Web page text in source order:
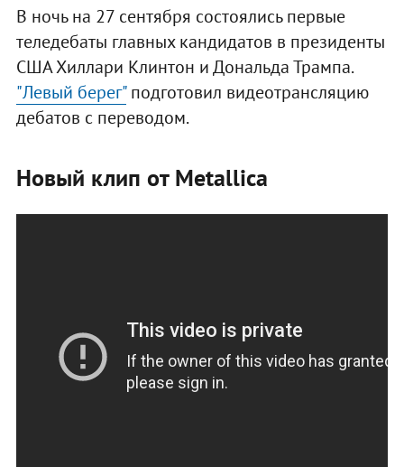
В ночь на 27 сентября состоялись первые
теледебаты главных кандидатов в президенты
США Хиллари Клинтон и Дональда Трампа.
"Левый берег"подготовил видеотрансляцию
дебатов с переводом.
Новый клип от Metallica